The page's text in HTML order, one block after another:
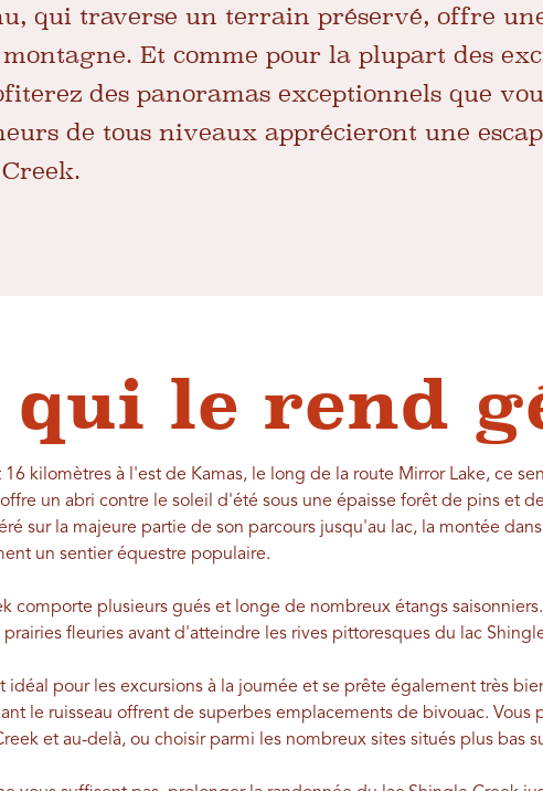
qui traverse un terrain préservé, offre
Et comme pour la plupart des
des panoramas exceptionnels que
de tous niveaux apprécieront une
qui le rend
kilomètres à l'est de Kamas, le long de la route Mirror Lake, ce
un abri contre le soleil d'été sous une épaisse forêt de pins et
sur la majeure partie de son parcours jusqu'au lac, la montée
un sentier équestre populaire.
comporte plusieurs gués et longe de nombreux étangs
fleuries avant d'atteindre les rives pittoresques du lac
idéal pour les excursions à la journée et se prête également très
le ruisseau offrent de superbes emplacements de bivouac. Vous
et au-delà, ou choisir parmi les nombreux sites situés plus bas